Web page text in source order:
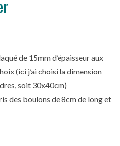
de 15mm d’épaisseur aux
(ici j’ai choisi la dimension
soit 30x40cm)
des boulons de 8cm de long et